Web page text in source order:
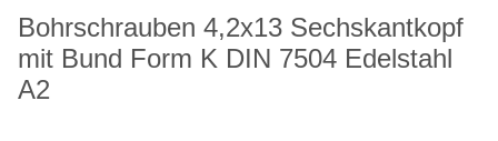
Bohrschrauben 4,2x13 Sechskantkopf
mit Bund Form K DIN 7504 Edelstahl
A2